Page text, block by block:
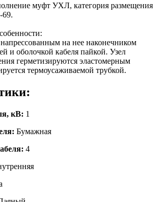
муфт УХЛ, категория размещения
на нее наконечником
и оболочкой кабеля пайкой. Узел
герметизируются эластомерным
термоусаживаемой трубкой.
кВ: 1
Бумажная
4